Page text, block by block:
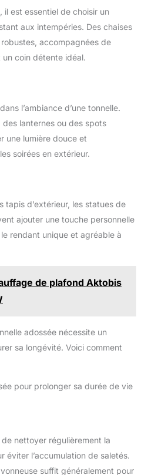
il est essentiel de choisir un
aux intempéries. Des chaises
accompagnées de
coin détente idéal.
l’ambiance d’une tonnelle.
des lanternes ou des spots
une lumière douce et
soirées en extérieur.
tapis d’extérieur, les statues de
ajouter une touche personnelle
rendant unique et agréable à
de plafond Aktobis
adossée nécessite un
sa longévité. Voici comment
pour prolonger sa durée de vie
nettoyer régulièrement la
éviter l’accumulation de saletés.
suffit généralement pour